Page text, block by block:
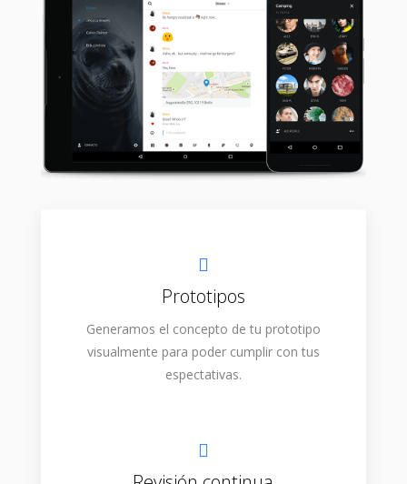
Prototipos
Generamos el concepto de tu prototipo
visualmente para poder cumplir con tus
espectativas.